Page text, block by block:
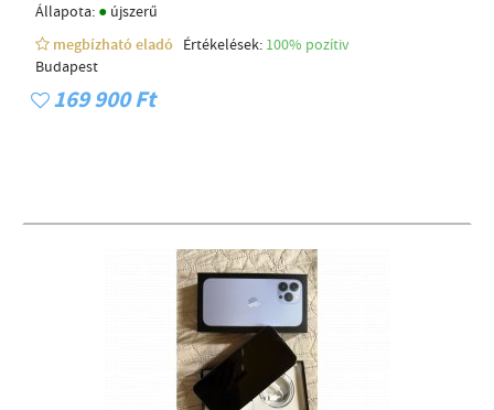
Állapota: ● újszerű
megbízható eladó
Értékelések: 100% pozítiv
Budapest
169 900 Ft